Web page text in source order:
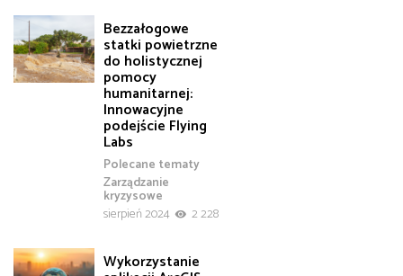
Bezzałogowe
statki powietrzne
do holistycznej
pomocy
humanitarnej:
Innowacyjne
podejście Flying
Labs
Polecane tematy
Zarządzanie
kryzysowe
sierpień 2024
2 228
Wykorzystanie